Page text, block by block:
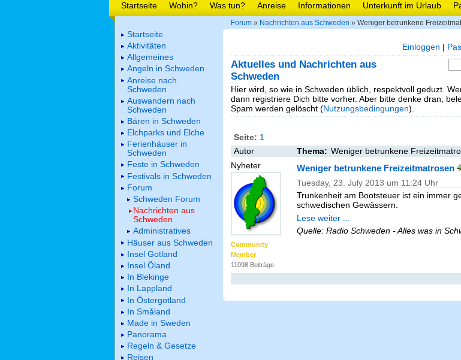
Startseite Wohin? Was tun? Anreise Informationen Unterkunft im Urlaub
Forum » Nachrichten aus Schweden » Weniger betrunkene
Einloggen |
Aktuelles und Nachrichten aus
Schweden
Hier wird, so wie in Schweden üblich, respektvoll geduzt.
dann registriere Dich bitte vorher. Aber bitte denke dran,
Spam werden gelöscht (Nutzungsbedingungen).
Seite: 1
Autor
Thema: Weniger betrunkene
Nyheter
Community
Member
11098 Beiträge
Weniger betrunkene Freizeitmatrosen
Tuesday, 23. July 2013 um 11:24 Uhr
Trunkenheit am Bootsteuer ist ein immer
schwedischen Gewässern.
Lese weiter ...
Quelle: Radio Schweden - Alles was in
Startseite
Aktivitäten
Allgemeines
Angeln in Schweden
Anreise nach
Schweden
Auswandern nach
Schweden
Bären in Schweden
Elchparks und Elche
Ferienhäuser in
Schweden
Feste in Schweden
Festivals in Schweden
Forum
Schweden Forum
Nachrichten aus
Schweden
Administratives
Häuser aus Schweden
Insel Gotland
Insel Öland
In Blekinge
In Lappland
In Östergotland
In Småland
Made in Sweden
Panorama
Regeln & Gesetze
Reisen